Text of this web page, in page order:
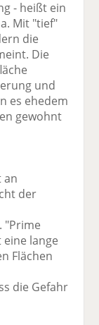
- heißt ein
Mit "tief"
die
Die
und
es ehedem
gewohnt
an
der
"Prime
lange
Flächen
die Gefahr